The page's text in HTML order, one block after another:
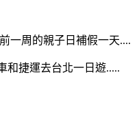
一周的親子日補假一天....
和捷運去台北一日遊.....